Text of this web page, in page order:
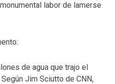
labor de lamerse
de agua que trajo el
Jim Sciutto de CNN,